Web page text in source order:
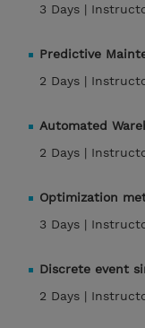
3 Days |
Predictive
2 Days |
Automated
2 Days |
Optimization
3 Days |
Discrete event
2 Days |